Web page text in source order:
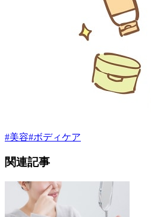
#美容#ボディケア
関連記事